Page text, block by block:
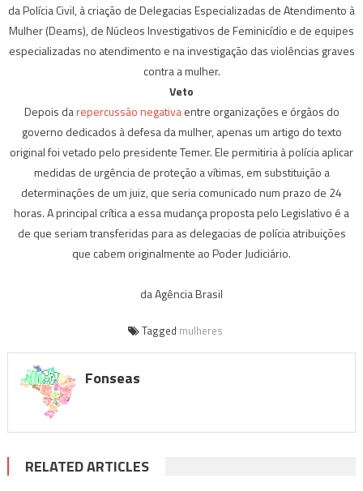
da Polícia Civil, à criação de Delegacias Especializadas de Atendimento à
Mulher (Deams), de Núcleos Investigativos de Feminicídio e de equipes
especializadas no atendimento e na investigação das violências graves
contra a mulher.
Veto
Depois darepercussão negativaentre organizações e órgãos do
governo dedicados à defesa da mulher, apenas um artigo do texto
original foi vetado pelo presidente Temer. Ele permitiria à polícia aplicar
medidas de urgência de proteção a vítimas, em substituição a
determinações de um juiz, que seria comunicado num prazo de 24
horas. A principal crítica a essa mudança proposta pelo Legislativo é a
de que seriam transferidas para as delegacias de polícia atribuições
que cabem originalmente ao Poder Judiciário.
da Agência Brasil
Tagged mulheres
Fonseas
RELATED ARTICLES